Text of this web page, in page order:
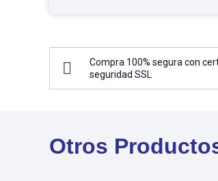
Compra 100% segura con
seguridad SSL
Otros